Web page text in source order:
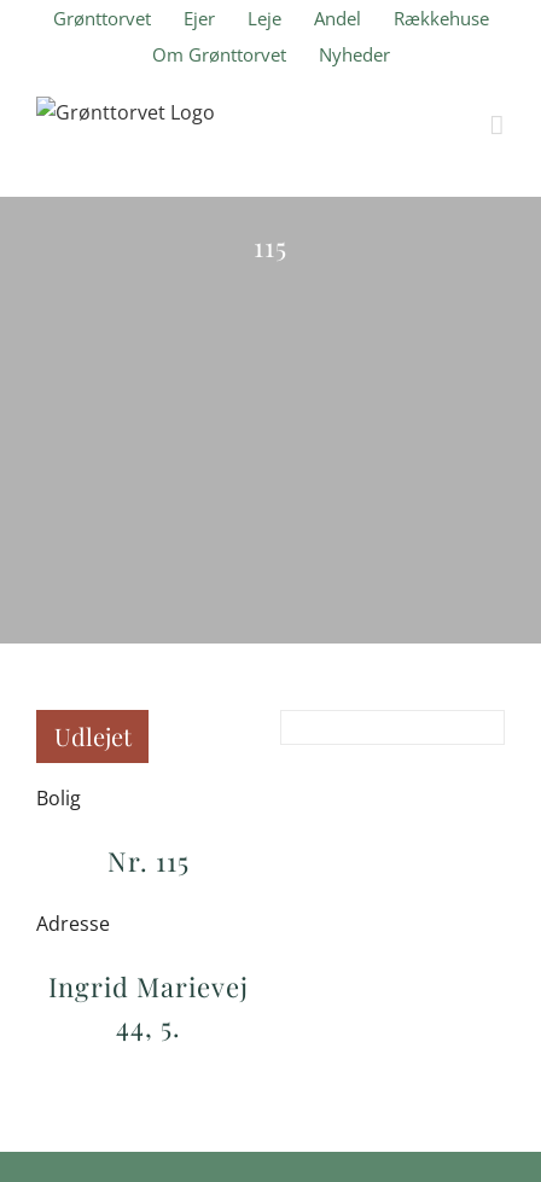
Grønttorvet Ejer Leje Andel
Rækkehuse
Om Grønttorvet
Nyheder
115
Udlejet
Bolig
Nr. 115
Adresse
Ingrid Marievej
44, 5.